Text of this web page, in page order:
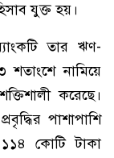
যুক্ত হয়।
তার ঋণ-
নামিয়ে
করেছে।
পাশাপাশি
কোটি টাকা